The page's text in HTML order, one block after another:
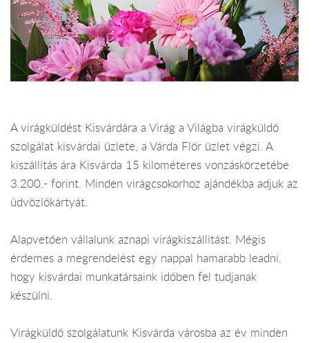
A virágküldést Kisvárdára a Virág a Világba virágküldő
szolgálat kisvárdai üzlete, a Várda Flör üzlet végzi. A
kiszállítás ára Kisvárda 15 kilométeres vonzáskörzetébe
3.200.- forint. Minden virágcsokorhoz ajándékba adjuk az
üdvözlőkártyát.
Alapvetően vállalunk aznapi virágkiszállítást. Mégis
érdemes a megrendelést egy nappal hamarabb leadni,
hogy kisvárdai munkatársaink időben fel tudjanak
készülni.
Virágküldő szolgálatunk Kisvárda városba az év minden